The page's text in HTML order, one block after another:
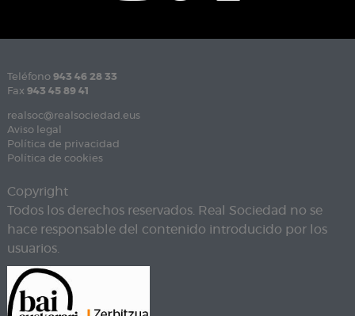
Teléfono 943 46 28 33
Fax 943 45 89 41
realsoc@realsociedad.eus
Aviso legal
Política de privacidad
Política de cookies
Copyright
Todos los derechos reservados. Real Sociedad no se
hace responsable del contenido introducido por los
usuarios.